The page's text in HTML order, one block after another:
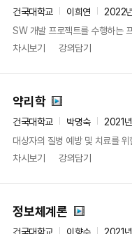
건국대학교 이희연
2022
SW 개발 프로젝트를 수행하는
차시보기
강의담기
약리학
건국대학교 박명숙
2021
대상자의 질병 예방 및 치료를
차시보기
강의담기
정보체계론